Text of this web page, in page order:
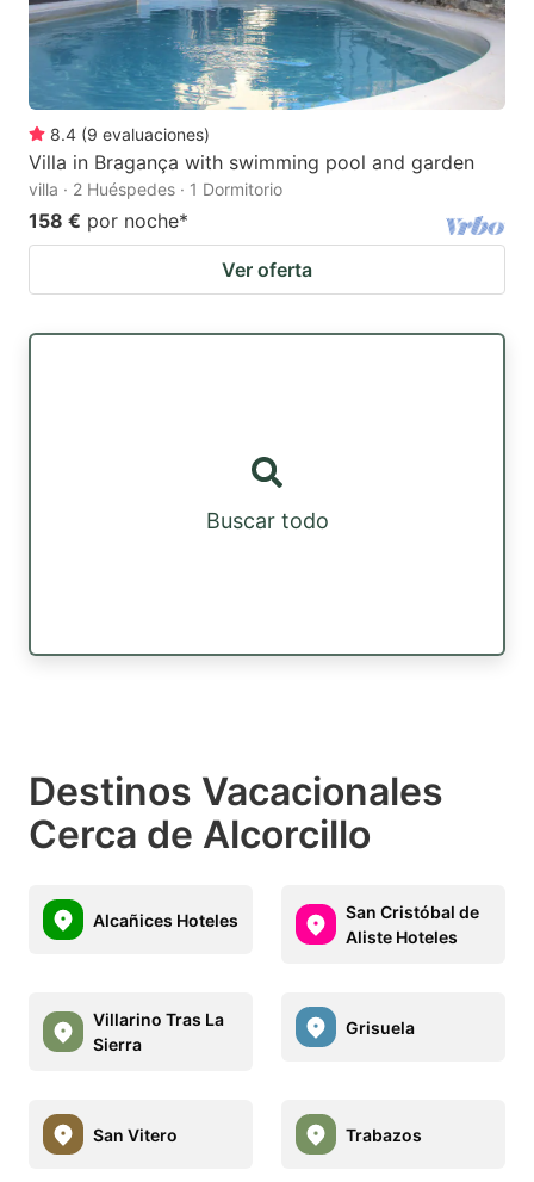
8.4 (9 evaluaciones)
Villa in Bragança with swimming pool and garden
villa · 2 Huéspedes · 1 Dormitorio
158 € por noche*
Ver oferta
Buscar todo
Destinos Vacacionales
Cerca de Alcorcillo
Alcañices Hoteles
San Cristóbal de
Aliste Hoteles
Villarino Tras La
Sierra
Grisuela
San Vitero Trabazos